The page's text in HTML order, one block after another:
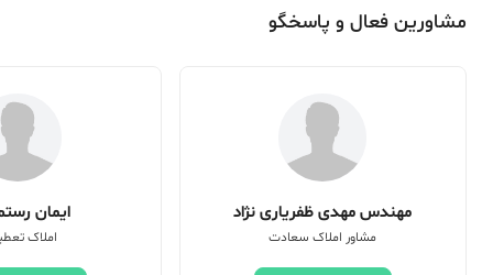
مشاورین فعال و پاسخگو
مهندس مهدی ظفریاری نژاد
مشاور املاک سعادت
ایمان
املاک